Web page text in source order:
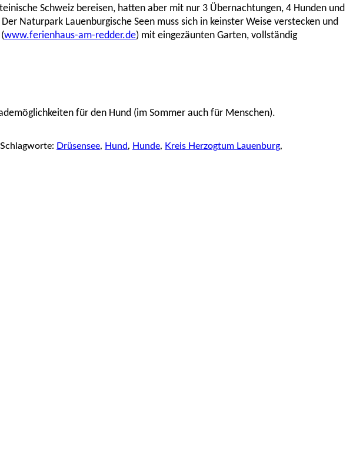
Schweiz bereisen, hatten aber mit nur 3 Übernachtungen, 4 Hunden und
Naturpark Lauenburgische Seen muss sich in keinster Weise verstecken und
www.ferienhaus-am-redder.de) mit eingezäunten Garten, vollständig
für den Hund (im Sommer auch für Menschen).
Drüsensee, Hund, Hunde, Kreis Herzogtum Lauenburg,